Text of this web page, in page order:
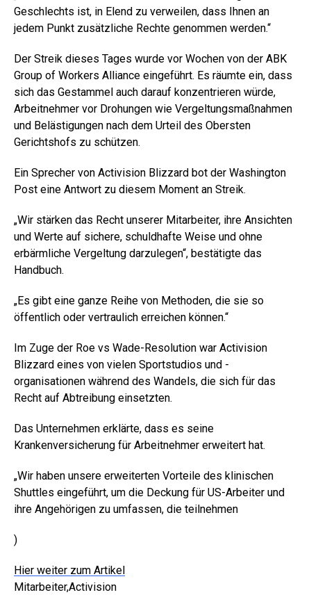
Geschlechts ist, in Elend zu verweilen, dass Ihnen an
jedem Punkt zusätzliche Rechte genommen werden.“
Der Streik dieses Tages wurde vor Wochen von der ABK
Group of Workers Alliance eingeführt. Es räumte ein, dass
sich das Gestammel auch darauf konzentrieren würde,
Arbeitnehmer vor Drohungen wie Vergeltungsmaßnahmen
und Belästigungen nach dem Urteil des Obersten
Gerichtshofs zu schützen.
Ein Sprecher von Activision Blizzard bot der Washington
Post eine Antwort zu diesem Moment an Streik.
„Wir stärken das Recht unserer Mitarbeiter, ihre Ansichten
und Werte auf sichere, schuldhafte Weise und ohne
erbärmliche Vergeltung darzulegen“, bestätigte das
Handbuch.
„Es gibt eine ganze Reihe von Methoden, die sie so
öffentlich oder vertraulich erreichen können.“
Im Zuge der Roe vs Wade-Resolution war Activision
Blizzard eines von vielen Sportstudios und -
organisationen während des Wandels, die sich für das
Recht auf Abtreibung einsetzten.
Das Unternehmen erklärte, dass es seine
Krankenversicherung für Arbeitnehmer erweitert hat.
„Wir haben unsere erweiterten Vorteile des klinischen
Shuttles eingeführt, um die Deckung für US-Arbeiter und
ihre Angehörigen zu umfassen, die teilnehmen
)
Hier weiter zum Artikel
Mitarbeiter,Activision